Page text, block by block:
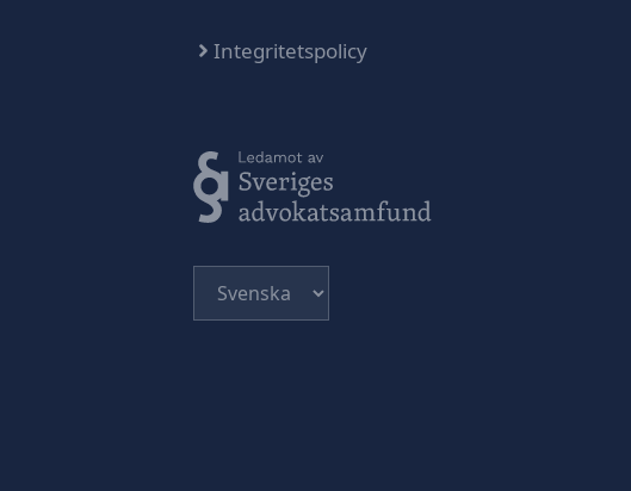
Integritetspolicy